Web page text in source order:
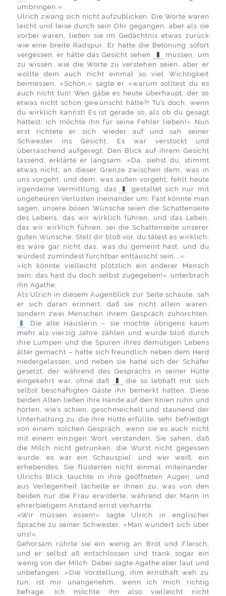
umbringen.«
Ulrich zwang sich nicht aufzublicken. Die Worte waren
leicht und leise durch sein Ohr gegangen, aber als sie
vorbei waren, ließen sie im Gedächtnis etwas zurück
wie eine breite Radspur. Er hatte die Betonung sofort
vergessen, er hätte das Gesicht sehen
müssen, um
zu wissen, wie die Worte zu verstehen seien, aber er
wollte dem auch nicht einmal so viel Wichtigkeit
beimessen. »Schön,« sagte er »warum solltest du es
auch nicht tun! Wen gäbe es heute überhaupt, der so
etwas nicht schon gewünscht hätte?! Tu’s doch, wenn
du wirklich kannst! Es ist gerade so, als ob du gesagt
hättest: ich möchte ihn für seine Fehler lieben!« Nun
erst richtete er sich wieder auf und sah seiner
Schwester ins Gesicht. Es war verstockt und
überraschend aufgeregt. Den Blick auf ihrem Gesicht
lassend, erklärte er langsam: »Da, siehst du, stimmt
etwas nicht; an dieser Grenze zwischen dem, was in
uns vorgeht, und dem, was außen vorgeht, fehlt heute
irgendeine Vermittlung, das
gestaltet sich nur mit
ungeheuren Verlusten ineinander um: Fast könnte man
sagen, unsere bösen Wünsche seien die Schattenseite
des Lebens, das wir wirklich führen, und das Leben,
das wir wirklich führen, sei die Schattenseite unserer
guten Wünsche. Stell dir bloß vor, du tätest es wirklich:
es wäre gar nicht das, was du gemeint hast, und du
würdest zumindest furchtbar enttäuscht sein...«
»Ich könnte vielleicht plötzlich ein anderer Mensch
sein: das hast du doch selbst zugegeben!« unterbrach
ihn Agathe.
Als Ulrich in diesem Augenblick zur Seite schaute, sah
er sich daran erinnert, daß sie nicht allein waren,
sondern zwei Menschen ihrem Gespräch zuhorchten.
Die alte Häuslerin – sie mochte übrigens kaum
mehr als vierzig Jahre zählen und wurde bloß durch
ihre Lumpen und die Spuren ihres demütigen Lebens
älter gemacht – hatte sich freundlich neben dem Herd
niedergelassen, und neben sie hatte sich der Schäfer
gesetzt, der während des Gesprächs in seiner Hütte
eingekehrt war, ohne daß
die so lebhaft mit sich
selbst beschäftigten Gäste ihn bemerkt hatten. Diese
beiden Alten ließen ihre Hände auf den Knien ruhn und
hörten, wie’s schien, geschmeichelt und staunend der
Unterhaltung zu, die ihre Hütte erfüllte, sehr befriedigt
von einem solchen Gespräch, wenn sie es auch nicht
mit einem einzigen Wort verstanden. Sie sahen, daß
die Milch nicht getrunken, die Wurst nicht gegessen
wurde, es war ein Schauspiel, und wer weiß, ein
erhebendes. Sie flüsterten nicht einmal miteinander.
Ulrichs Blick tauchte in ihre geöffneten Augen, und
aus Verlegenheit lächelte er ihnen zu, was von den
beiden nur die Frau erwiderte, während der Mann in
ehrerbietigem Anstand ernst verharrte.
»Wir müssen essen!« sagte Ulrich in englischer
Sprache zu seiner Schwester. »Man wundert sich über
uns!«
Gehorsam rührte sie ein wenig an Brot und Fleisch,
und er selbst aß entschlossen und trank sogar ein
wenig von der Milch. Dabei sagte Agathe aber laut und
unbefangen: »Die Vorstellung, ihm ernsthaft weh zu
tun, ist mir unangenehm, wenn ich mich richtig
befrage. Ich möchte ihn also vielleicht nicht